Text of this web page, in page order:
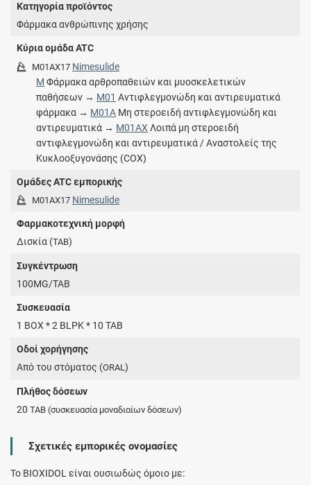
Κατηγορία προϊόντος
Φάρμακα ανθρώπινης χρήσης
Κύρια ομάδα ATC
M01AX17 Nimesulide
M Φάρμακα αρθροπαθειών και μυοσκελετικών
παθήσεων → M01 Αντιφλεγμονώδη και αντιρευματικά
φάρμακα → M01A Μη στεροειδή αντιφλεγμονώδη και
αντιρευματικά → M01AX Λοιπά μη στεροειδή
αντιφλεγμονώδη και αντιρευματικά / Αναστολείς της
Κυκλοοξυγονάσης (COX)
Ομάδες ATC εμπορικής
M01AX17 Nimesulide
Φαρμακοτεχνική μορφή
Δισκία (TAB)
Συγκέντρωση
100MG/TAB
Συσκευασία
1 BOX * 2 BLPK * 10 TAB
Οδοί χορήγησης
Από του στόματος (ORAL)
Πλήθος δόσεων
20TAB (συσκευασία μοναδιαίων δόσεων)
Σχετικές εμπορικές ονομασίες
To BIOXIDOL είναι ουσιωδώς όμοιο με: